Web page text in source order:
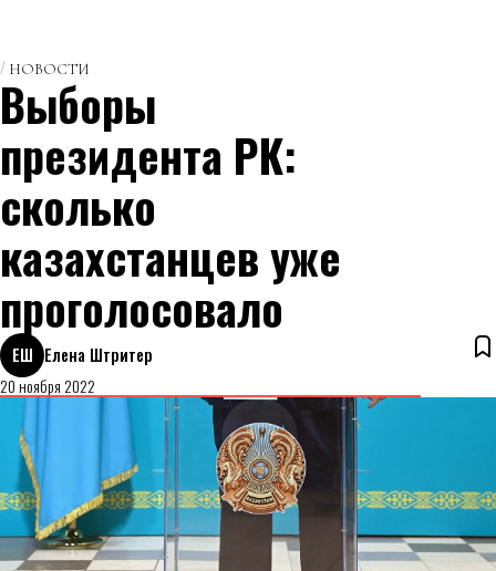
НОВОСТИ
Выборы
президента РК:
сколько
казахстанцев уже
проголосовало
ЕШ Елена Штритер
20 ноября 2022